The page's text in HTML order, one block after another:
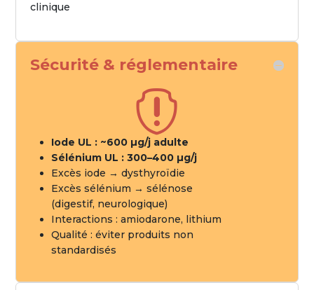
clinique
Sécurité & réglementaire

Iode UL : ~600 µg/j adulte
Sélénium UL : 300–400 µg/j
Excès iode → dysthyroïdie
Excès sélénium → sélénose
(digestif, neurologique)
Interactions : amiodarone, lithium
Qualité : éviter produits non
standardisés